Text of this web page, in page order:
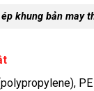
khung bản may